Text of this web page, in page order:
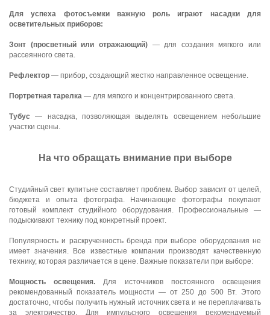
Для успеха фотосъемки важную роль играют насадки для
осветительных приборов:
Зонт (просветный или отражающий)— для создания мягкого или
рассеянного света.
Рефлектор — прибор, создающий жестко направленное освещение.
Портретная тарелка — для мягкого и концентрированного света.
Тубус — насадка, позволяющая выделять освещением небольшие
участки сцены.
На что обращать внимание при выборе
Студийный свет купитьне составляет проблем. Выбор зависит от целей,
бюджета и опыта фотографа. Начинающие фотографы покупают
готовый комплект студийного оборудования. Профессиональные —
подыскивают технику под конкретный проект.
Популярность и раскрученность бренда при выборе оборудования не
имеет значения. Все известные компании производят качественную
технику, которая различается в цене. Важные показатели при выборе:
Мощность освещения.Для источников постоянного освещения
рекомендованный показатель мощности — от 250 до 500 Вт. Этого
достаточно, чтобы получить нужный источник света и не переплачивать
за электричество. Для импульсного освещения рекомендуемый